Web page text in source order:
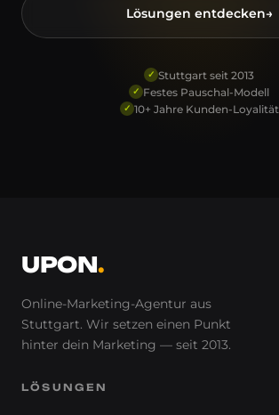
Lösungen entdecken→
✓ Stuttgart seit 2013
✓ Festes Pauschal-Modell
✓ 10+ Jahre Kunden-Loyalität
UPON.
Online-Marketing-Agentur aus
Stuttgart. Wir setzen einen Punkt
hinter dein Marketing — seit 2013.
LÖSUNGEN